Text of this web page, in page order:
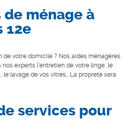
ménage à
12e
de votre domicile ? Nos aides ménagères
experts l’entretien de votre linge, le
lavage de vos vitres… La propreté sera
services pour